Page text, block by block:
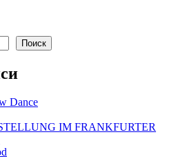
Поиск
Dance
IM FRANKFURTER